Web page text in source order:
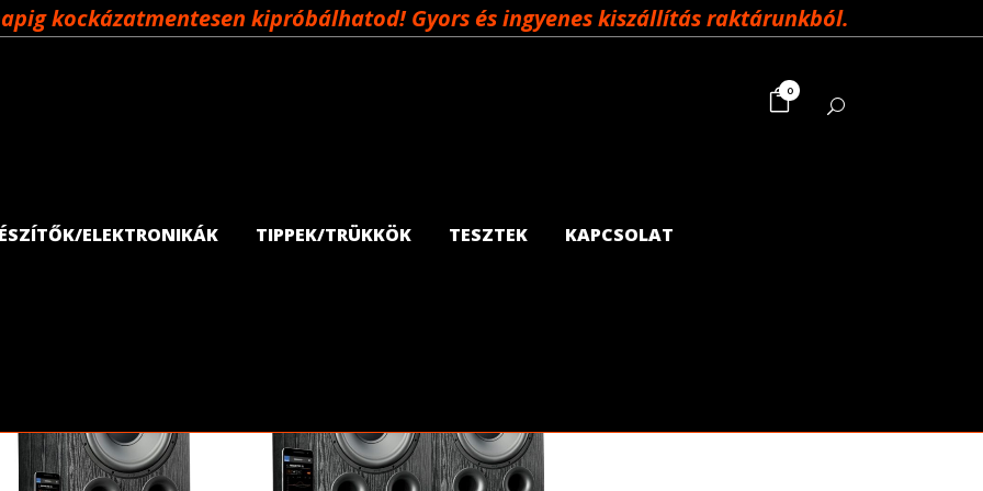
kockázatmentesen kipróbálhatod! Gyors és ingyenes kiszállítás raktárunkból.
0
ELEKTRONIKÁK TIPPEK/TRÜKKÖK TESZTEK KAPCSOLAT
Rendezés: ár szerint növekvő